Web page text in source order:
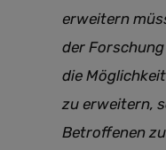
erweitern
der
die
zu erweitern,
Betroffenen